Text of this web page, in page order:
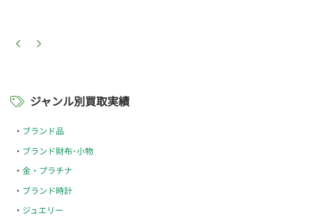
ジャンル別買取実績
ブランド品
ブランド財布･小物
金・プラチナ
ブランド時計
ジュエリー